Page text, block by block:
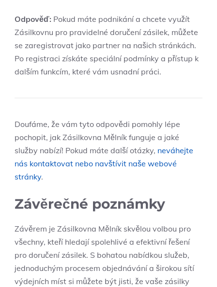
Odpověď: Pokud máte podnikání a chcete využít
Zásilkovnu pro pravidelné doručení zásilek, můžete
se zaregistrovat jako partner na našich stránkách.
Po registraci získáte speciální podmínky a přístup k
dalším funkcím, které vám usnadní práci.
Doufáme, že vám tyto odpovědi pomohly lépe
pochopit, jak Zásilkovna Mělník funguje a jaké
služby nabízí! Pokud máte další otázky, neváhejte
nás kontaktovat nebo navštívit naše webové
stránky.
Závěrečné poznámky
Závěrem je Zásilkovna Mělník skvělou volbou pro
všechny, kteří hledají spolehlivé a efektivní řešení
pro doručení zásilek. S bohatou nabídkou služeb,
jednoduchým procesem objednávání a širokou sítí
výdejních míst si můžete být jisti, že vaše zásilky